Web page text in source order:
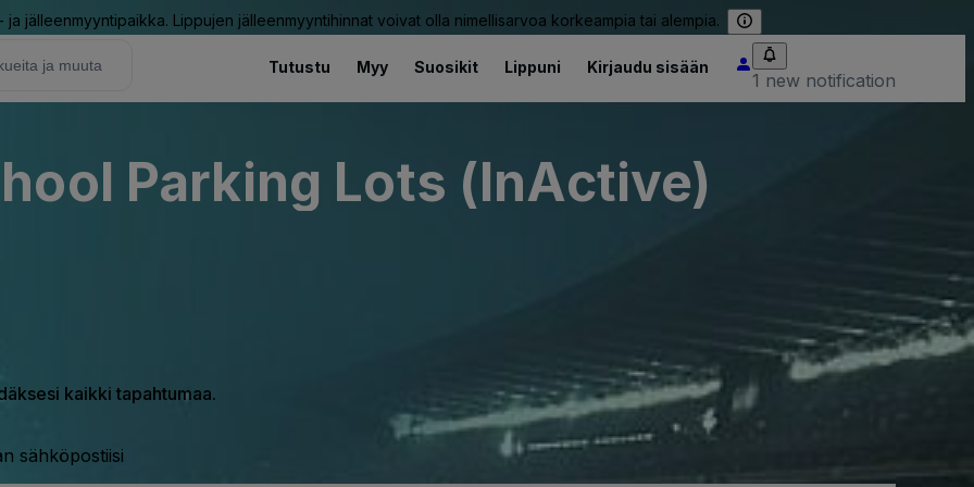
ja jälleenmyyntipaikka. Lippujen jälleenmyyntihinnat voivat olla nimellisarvoa korkeampia tai alempia.
Tutustu Myy Suosikit Lippuni Kirjaudu sisään
1 new notification
Parking Lots (InActive)
kaikki tapahtumaa.
sähköpostiisi